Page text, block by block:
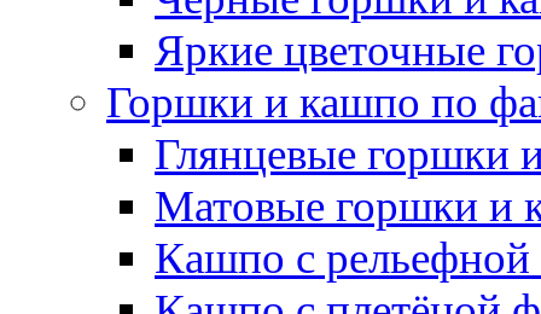
Яркие цветочные
Горшки и кашпо по
Глянцевые горшки
Матовые горшки и
Кашпо с рельефной